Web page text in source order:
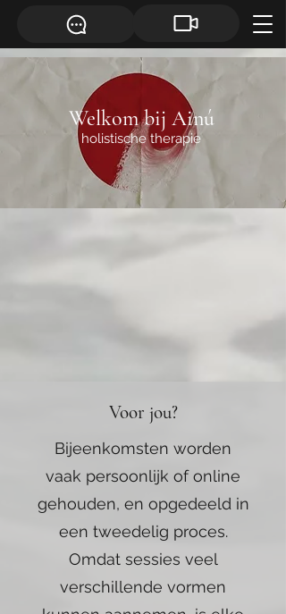
Welkom bij Ainú
holistische therapie
Voor jou?
Bijeenkomsten worden
vaak persoonlijk of online
gehouden, en opgedeeld in
een tweedelig proces.
Omdat sessies veel
verschillende vormen